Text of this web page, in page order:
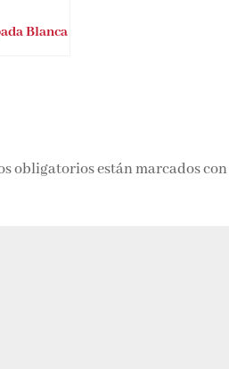
Blanca
obligatorios están marcados